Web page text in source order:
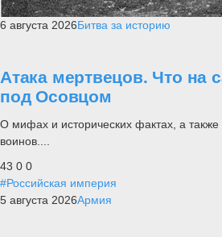
6 августа 2026Битва за историю
Атака мертвецов. Что на
под Осовцом
О мифах и исторических фактах, а также
воинов....
43 0 0
#Российская империя
5 августа 2026Армия